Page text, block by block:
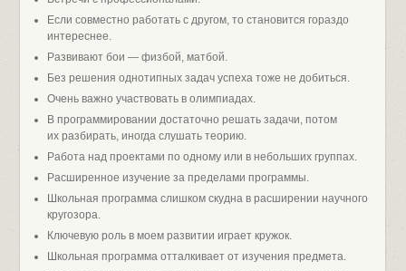
Если совместно работать с другом, то становится гораздо
интереснее.
Развивают бои — физбой, матбой.
Без решения однотипных задач успеха тоже не добиться.
Очень важно участвовать в олимпиадах.
В программировании достаточно решать задачи, потом
их разбирать, иногда слушать теорию.
Работа над проектами по одному или в небольших группах.
Расширенное изучение за пределами программы.
Школьная программа слишком скудна в расширении научного
кругозора.
Ключевую роль в моем развитии играет кружок.
Школьная программа отталкивает от изучения предмета.